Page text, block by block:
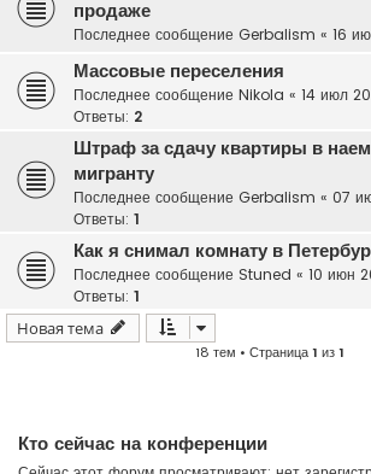
продаже
Последнее сообщение Gerbalism « 16
Массовые переселения
Последнее сообщение Nikola « 14 июл
Ответы: 2
Штраф за сдачу квартиры в
мигранту
Последнее сообщение Gerbalism « 07
Ответы: 1
Как я снимал комнату в
Последнее сообщение Stuned « 10 июн
Ответы: 1
Новая тема
18 тем • Страница1 из1
Кто сейчас на конференции